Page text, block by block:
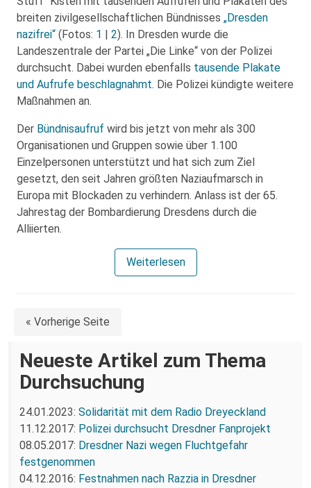
breiten zivilgesellschaftlichen Bündnisses „Dresden
nazifrei“ (Fotos: 1 | 2). In Dresden wurde die
Landeszentrale der Partei „Die Linke“ von der Polizei
durchsucht. Dabei wurden ebenfalls tausende Plakate
und Aufrufe beschlagnahmt. Die Polizei kündigte weitere
Maßnahmen an.
Der Bündnisaufruf wird bis jetzt von mehr als 300
Organisationen und Gruppen sowie über 1.100
Einzelpersonen unterstützt und hat sich zum Ziel
gesetzt, den seit Jahren größten Naziaufmarsch in
Europa mit Blockaden zu verhindern. Anlass ist der 65.
Jahrestag der Bombardierung Dresdens durch die
Alliierten.
Weiterlesen
« Vorherige Seite
Neueste Artikel zum Thema
Durchsuchung
24.01.2023: Solidarität mit dem Radio Dreyeckland
11.12.2017: Polizei durchsucht Dresdner Fanprojekt
08.05.2017: Dresdner Nazi wegen Fluchtgefahr
festgenommen
04.12.2016: Festnahmen nach Razzia in Dresdner